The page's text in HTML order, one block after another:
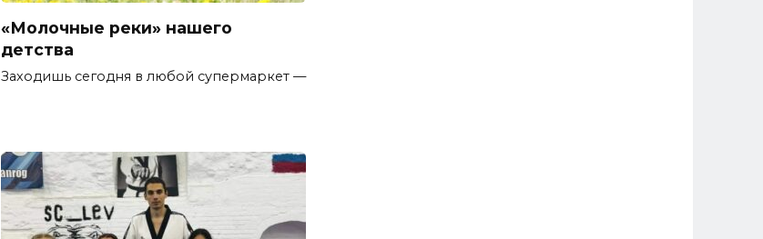
«Молочные реки» нашего
детства
Заходишь сегодня в любой супермаркет —